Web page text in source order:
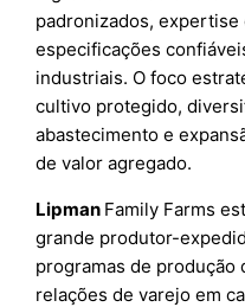
padronizados, expertise
especificações
industriais. O foco
cultivo protegido,
abastecimento e
de valor agregado.
Lipman Family Farms
grande produtor-
programas de
relações de varejo em